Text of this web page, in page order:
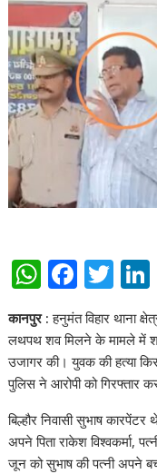
W
at
s
A
p
p
F
ac
e
b
o
o
k
T
itt
er
कानपुर : हनुमंत विहार थाना
लथपथ शव मिलने के मामले में
उजागर की। युवक की हत्या
पुलिस ने आरोपी को गिरफ्तार
बिल्हौर निवासी सुभाष
अपने पिता राकेश विश्वकर्मा,
जून को सुभाष की पत्नी अपने